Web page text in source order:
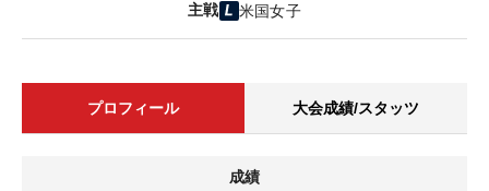
主戦 米国女子
プロフィール 大会成績/スタッツ
成績